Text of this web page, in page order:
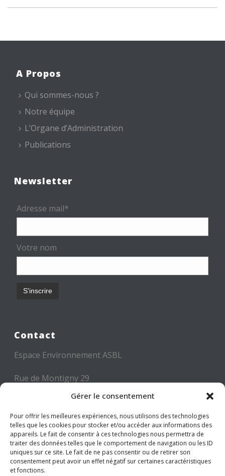
Gérer le consentement
Pour offrir les meilleures expériences, nous utilisons des technologies
telles que les cookies pour stocker et/ou accéder aux informations des
appareils. Le fait de consentir à ces technologies nous permettra de
traiter des données telles que le comportement de navigation ou les ID
uniques sur ce site. Le fait de ne pas consentir ou de retirer son
consentement peut avoir un effet négatif sur certaines caractéristiques
et fonctions.
A Propos
Qui sommes-nous ?
Notre équipe
L’Organe d’Administration
Publications
Newsletter
Adresse mail*
Votre nom
Contact
Espace Environnement ASBL
Rue de Montigny 29
6000 CHARLEROI
Tél: +32 71 300 300
Mail: info@espace-environnement.be
TVA BE 0416.116.340